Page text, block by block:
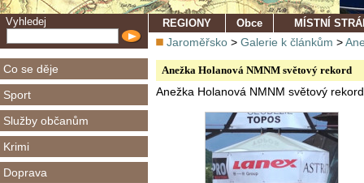
Vyhledej
Co se děje
Sport
Služby občanům
Krimi
Doprava
REGIONY Obce MÍSTNÍ
Jaroměřsko > Galerie k článkům >
Anežka Holanová NMNM světový rekord
Anežka Holanová NMNM světový rekord